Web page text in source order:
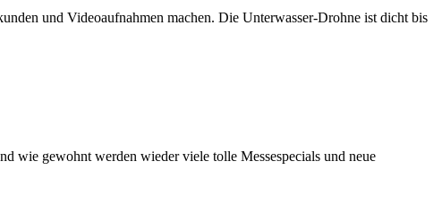
und Videoaufnahmen machen. Die Unterwasser-Drohne ist dicht bis
wie gewohnt werden wieder viele tolle Messespecials und neue